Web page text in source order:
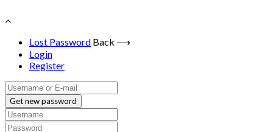
Lost Password Back ⟶
Login
Register
Get new password